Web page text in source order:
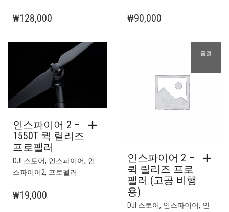
₩128,000 ₩90,000
인스파이어 2 –
1550T 퀵 릴리즈
프로펠러
DJI 스토어, 인스파이어, 인
스파이어2, 프로펠러
₩19,000
품절
인스파이어 2 –
퀵 릴리즈 프로
펠러 (고공 비행
용)
DJI 스토어, 인스파이어, 인